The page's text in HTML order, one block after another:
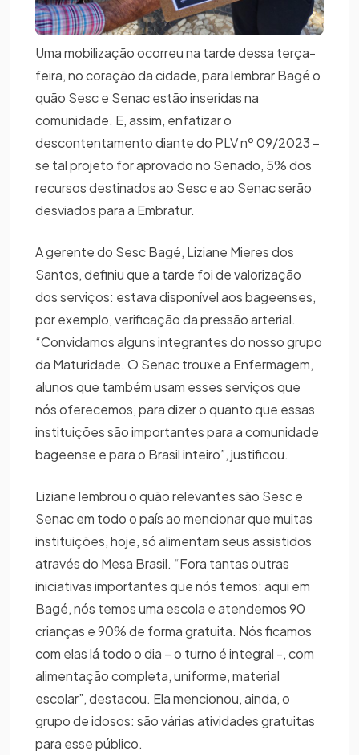
Uma mobilização ocorreu na tarde dessa terça-
feira, no coração da cidade, para lembrar Bagé o
quão Sesc e Senac estão inseridas na
comunidade. E, assim, enfatizar o
descontentamento diante do PLV nº 09/2023 –
se tal projeto for aprovado no Senado, 5% dos
recursos destinados ao Sesc e ao Senac serão
desviados para a Embratur.
A gerente do Sesc Bagé, Liziane Mieres dos
Santos, definiu que a tarde foi de valorização
dos serviços: estava disponível aos bageenses,
por exemplo, verificação da pressão arterial.
“Convidamos alguns integrantes do nosso grupo
da Maturidade. O Senac trouxe a Enfermagem,
alunos que também usam esses serviços que
nós oferecemos, para dizer o quanto que essas
instituições são importantes para a comunidade
bageense e para o Brasil inteiro”, justificou.
Liziane lembrou o quão relevantes são Sesc e
Senac em todo o país ao mencionar que muitas
instituições, hoje, só alimentam seus assistidos
através do Mesa Brasil. “Fora tantas outras
iniciativas importantes que nós temos: aqui em
Bagé, nós temos uma escola e atendemos 90
crianças e 90% de forma gratuita. Nós ficamos
com elas lá todo o dia – o turno é integral -, com
alimentação completa, uniforme, material
escolar”, destacou. Ela mencionou, ainda, o
grupo de idosos: são várias atividades gratuitas
para esse público.